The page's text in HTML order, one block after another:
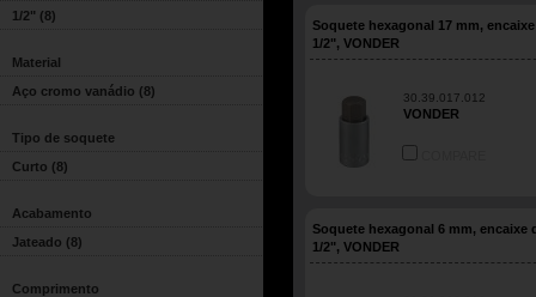
1/2" (8)
Material
Aço cromo vanádio (8)
Tipo de soquete
Curto (8)
Acabamento
Jateado (8)
Comprimento
Soquete hexagonal 17 mm,
1/2", VONDER
30.39.017.012
VONDER
Soquete hexagonal 6 mm, encaixe
1/2", VONDER